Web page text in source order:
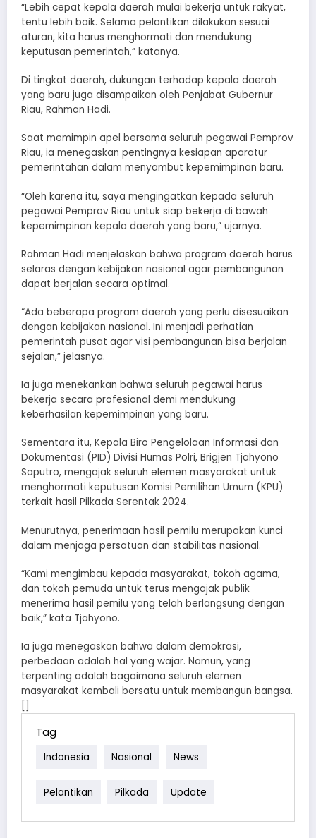
“Lebih cepat kepala daerah mulai bekerja untuk rakyat,
tentu lebih baik. Selama pelantikan dilakukan sesuai
aturan, kita harus menghormati dan mendukung
keputusan pemerintah,” katanya.
Di tingkat daerah, dukungan terhadap kepala daerah
yang baru juga disampaikan oleh Penjabat Gubernur
Riau, Rahman Hadi.
Saat memimpin apel bersama seluruh pegawai Pemprov
Riau, ia menegaskan pentingnya kesiapan aparatur
pemerintahan dalam menyambut kepemimpinan baru.
“Oleh karena itu, saya mengingatkan kepada seluruh
pegawai Pemprov Riau untuk siap bekerja di bawah
kepemimpinan kepala daerah yang baru,” ujarnya.
Rahman Hadi menjelaskan bahwa program daerah harus
selaras dengan kebijakan nasional agar pembangunan
dapat berjalan secara optimal.
“Ada beberapa program daerah yang perlu disesuaikan
dengan kebijakan nasional. Ini menjadi perhatian
pemerintah pusat agar visi pembangunan bisa berjalan
sejalan,” jelasnya.
Ia juga menekankan bahwa seluruh pegawai harus
bekerja secara profesional demi mendukung
keberhasilan kepemimpinan yang baru.
Sementara itu, Kepala Biro Pengelolaan Informasi dan
Dokumentasi (PID) Divisi Humas Polri, Brigjen Tjahyono
Saputro, mengajak seluruh elemen masyarakat untuk
menghormati keputusan Komisi Pemilihan Umum (KPU)
terkait hasil Pilkada Serentak 2024.
Menurutnya, penerimaan hasil pemilu merupakan kunci
dalam menjaga persatuan dan stabilitas nasional.
“Kami mengimbau kepada masyarakat, tokoh agama,
dan tokoh pemuda untuk terus mengajak publik
menerima hasil pemilu yang telah berlangsung dengan
baik,” kata Tjahyono.
Ia juga menegaskan bahwa dalam demokrasi,
perbedaan adalah hal yang wajar. Namun, yang
terpenting adalah bagaimana seluruh elemen
masyarakat kembali bersatu untuk membangun bangsa.
[]
Tag
Indonesia Nasional News
Pelantikan Pilkada Update